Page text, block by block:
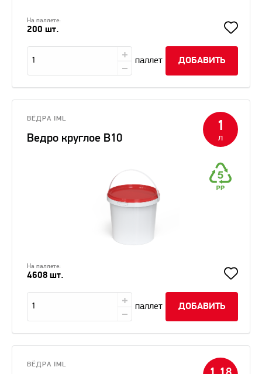
На паллете:
200 шт.
паллет ДОБАВИТЬ
1
л
ВЁДРА IML
Ведро круглое B10
На паллете:
4608 шт.
паллет ДОБАВИТЬ
ВЁДРА IML